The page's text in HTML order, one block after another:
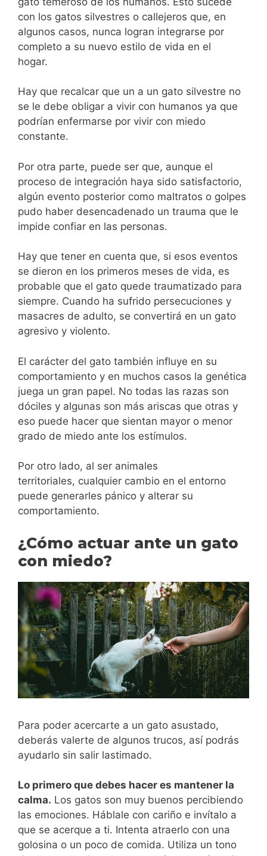
con los gatos silvestres o callejeros que, en
algunos casos, nunca logran integrarse por
completo a su nuevo estilo de vida en el
hogar.
Hay que recalcar que un a un gato silvestre no
se le debe obligar a vivir con humanos ya que
podrían enfermarse por vivir con miedo
constante.
Por otra parte, puede ser que, aunque el
proceso de integración haya sido satisfactorio,
algún evento posterior como maltratos o golpes
pudo haber desencadenado un trauma que le
impide confiar en las personas.
Hay que tener en cuenta que, si esos eventos
se dieron en los primeros meses de vida, es
probable que el gato quede traumatizado para
siempre. Cuando ha sufrido persecuciones y
masacres de adulto, se convertirá en un gato
agresivo y violento.
El carácter del gato también influye en su
comportamiento y en muchos casos la genética
juega un gran papel. No todas las razas son
dóciles y algunas son más ariscas que otras y
eso puede hacer que sientan mayor o menor
grado de miedo ante los estímulos.
Por otro lado, al ser animales
territoriales, cualquier cambio en el entorno
puede generarles pánico y alterar su
comportamiento.
¿Cómo actuar ante un gato
con miedo?
Para poder acercarte a un gato asustado,
deberás valerte de algunos trucos, así podrás
ayudarlo sin salir lastimado.
Lo primero que debes hacer es mantener la
calma. Los gatos son muy buenos percibiendo
las emociones. Háblale con cariño e invítalo a
que se acerque a ti. Intenta atraerlo con una
golosina o un poco de comida. Utiliza un tono